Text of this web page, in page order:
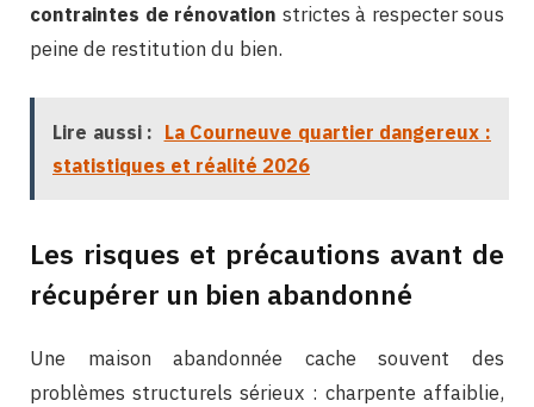
contraintes de rénovation strictes à respecter sous
peine de restitution du bien.
Lire aussi : La Courneuve quartier dangereux :
statistiques et réalité 2026
Les risques et précautions avant de
récupérer un bien abandonné
Une maison abandonnée cache souvent des
problèmes structurels sérieux : charpente affaiblie,